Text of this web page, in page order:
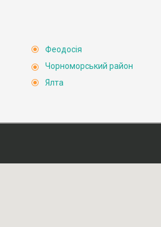
Феодосія
Чорноморський район
Ялта